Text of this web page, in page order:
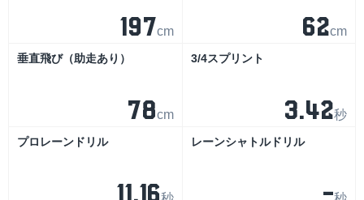
197cm 62cm
垂直飛び（助走あり）
78cm
3/4スプリント
3.42秒
プロレーンドリル
11.16
レーンシャトルドリル
-